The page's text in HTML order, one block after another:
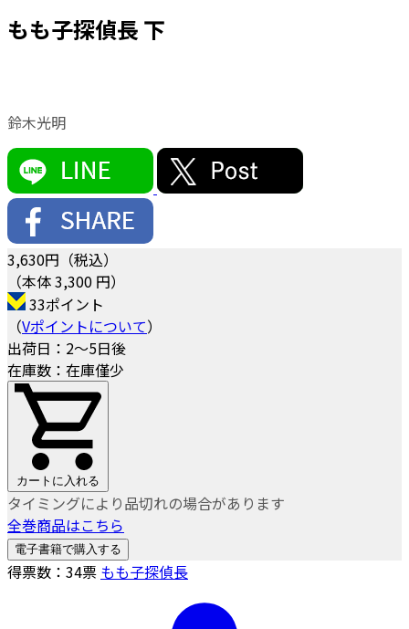
もも子探偵長 下
鈴木光明
3,630円（税込）
（本体 3,300 円）
33ポイント
（Vポイントについて）
出荷日：2～5日後
在庫数：在庫僅少
カートに入れる
タイミングにより品切れの場合があります
全巻商品はこちら
電子書籍で購入する
得票数： 34票 もも子探偵長